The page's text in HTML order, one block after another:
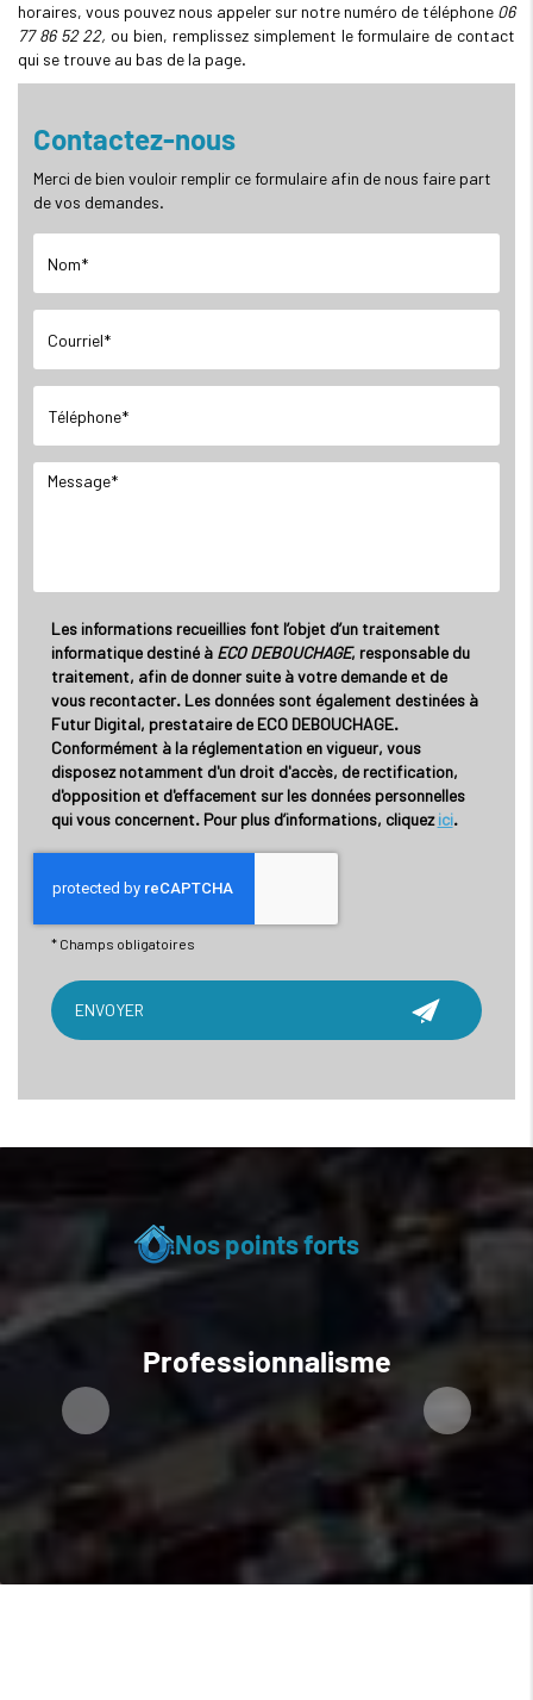
horaires, vous pouvez nous appeler sur notre numéro de téléphone 06
77 86 52 22, ou bien, remplissez simplement le formulaire de contact
qui se trouve au bas de la page.
Contactez-nous
Merci de bien vouloir remplir ce formulaire afin de nous faire part
de vos demandes.
Les informations recueillies font l’objet d’un traitement
informatique destiné àECO DEBOUCHAGE, responsable du
traitement, afin de donner suite à votre demande et de
vous recontacter. Les données sont également destinées à
Futur Digital, prestataire de ECO DEBOUCHAGE.
Conformément à la réglementation en vigueur, vous
disposez notamment d'un droit d'accès, de rectification,
d'opposition et d'effacement sur les données personnelles
qui vous concernent. Pour plus d’informations, cliquezici.
* Champs obligatoires
Nos points forts
Professionnalisme